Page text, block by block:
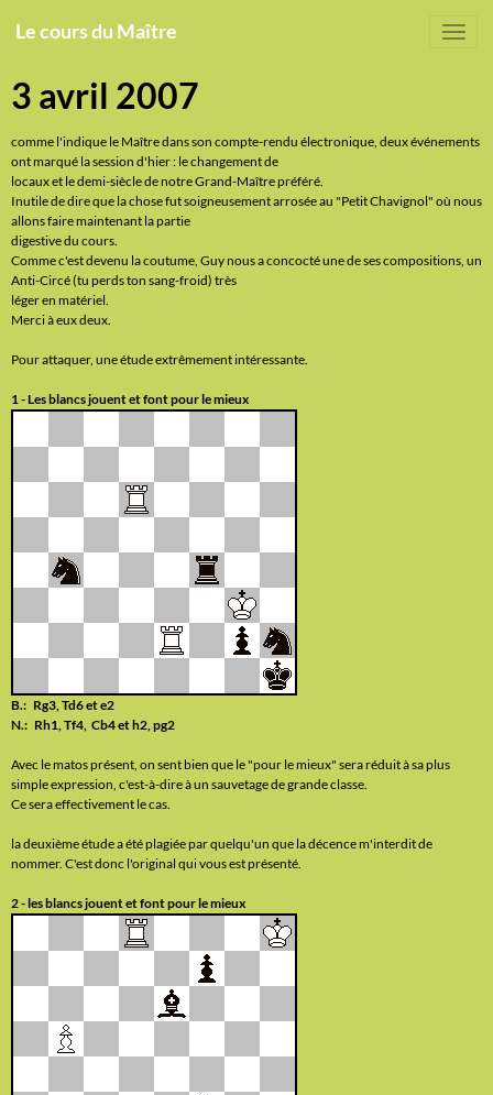
Le cours du Maître
3 avril 2007
comme l'indique le Maître dans son compte-rendu électronique, deux événements
ont marqué la session d'hier : le changement de
locaux et le demi-siècle de notre Grand-Maître préféré.
Inutile de dire que la chose fut soigneusement arrosée au "Petit Chavignol" où nous
allons faire maintenant la partie
digestive du cours.
Comme c'est devenu la coutume, Guy nous a concocté une de ses compositions, un
Anti-Circé (tu perds ton sang-froid) très
léger en matériel.
Merci à eux deux.
Pour attaquer, une étude extrêmement intéressante.
1 - Les blancs jouent et font pour le mieux
B.: Rg3, Td6 et e2
N.: Rh1, Tf4, Cb4 et h2, pg2
Avec le matos présent, on sent bien que le "pour le mieux" sera réduit à sa plus
simple expression, c'est-à-dire à un sauvetage de grande classe.
Ce sera effectivement le cas.
la deuxième étude a été plagiée par quelqu'un que la décence m'interdit de
nommer. C'est donc l'original qui vous est présenté.
2 - les blancs jouent et font pour le mieux